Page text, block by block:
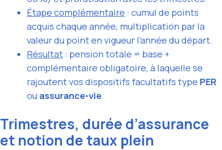
Étape complémentaire : cumul de points
acquis chaque année, multiplication par la
valeur du point en vigueur l’année du départ.
Résultat : pension totale = base +
complémentaire obligatoire, à laquelle se
rajoutent vos dispositifs facultatifs type PER
ou assurance-vie.
Trimestres, durée d’assurance
et notion de taux plein